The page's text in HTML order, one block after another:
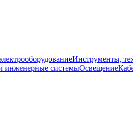
Инструменты,
инженерные системыОсвещение